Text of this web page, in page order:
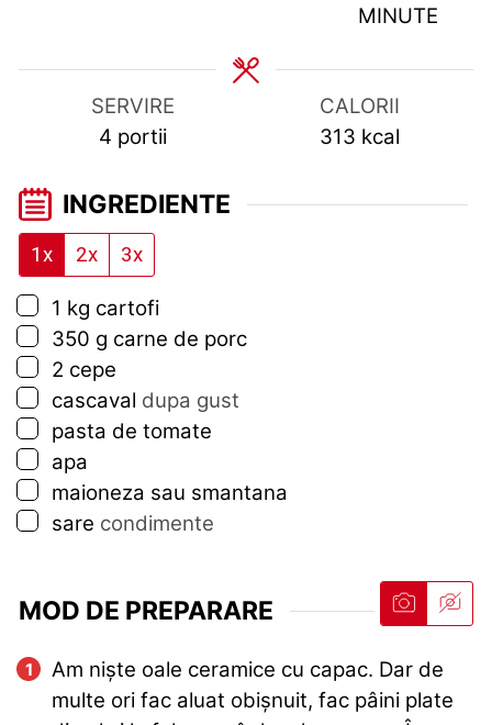
MINUTE
SERVIRE
4 portii
CALORII
313 kcal
INGREDIENTE
1x 2x 3x
▢
1 kg cartofi
▢
350 g carne de porc
▢
2 cepe
▢
cascaval dupa gust
▢
pasta de tomate
▢
apa
▢
maioneza sau smantana
▢
sare condimente
MOD DE PREPARARE
Am niște oale ceramice cu capac. Dar de
multe ori fac aluat obișnuit, fac pâini plate